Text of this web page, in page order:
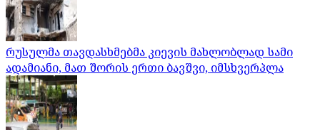
რუსულმა თავდასხმებმა კიევის მახლობლად სამი
ადამიანი, მათ შორის ერთი ბავშვი, იმსხვერპლა